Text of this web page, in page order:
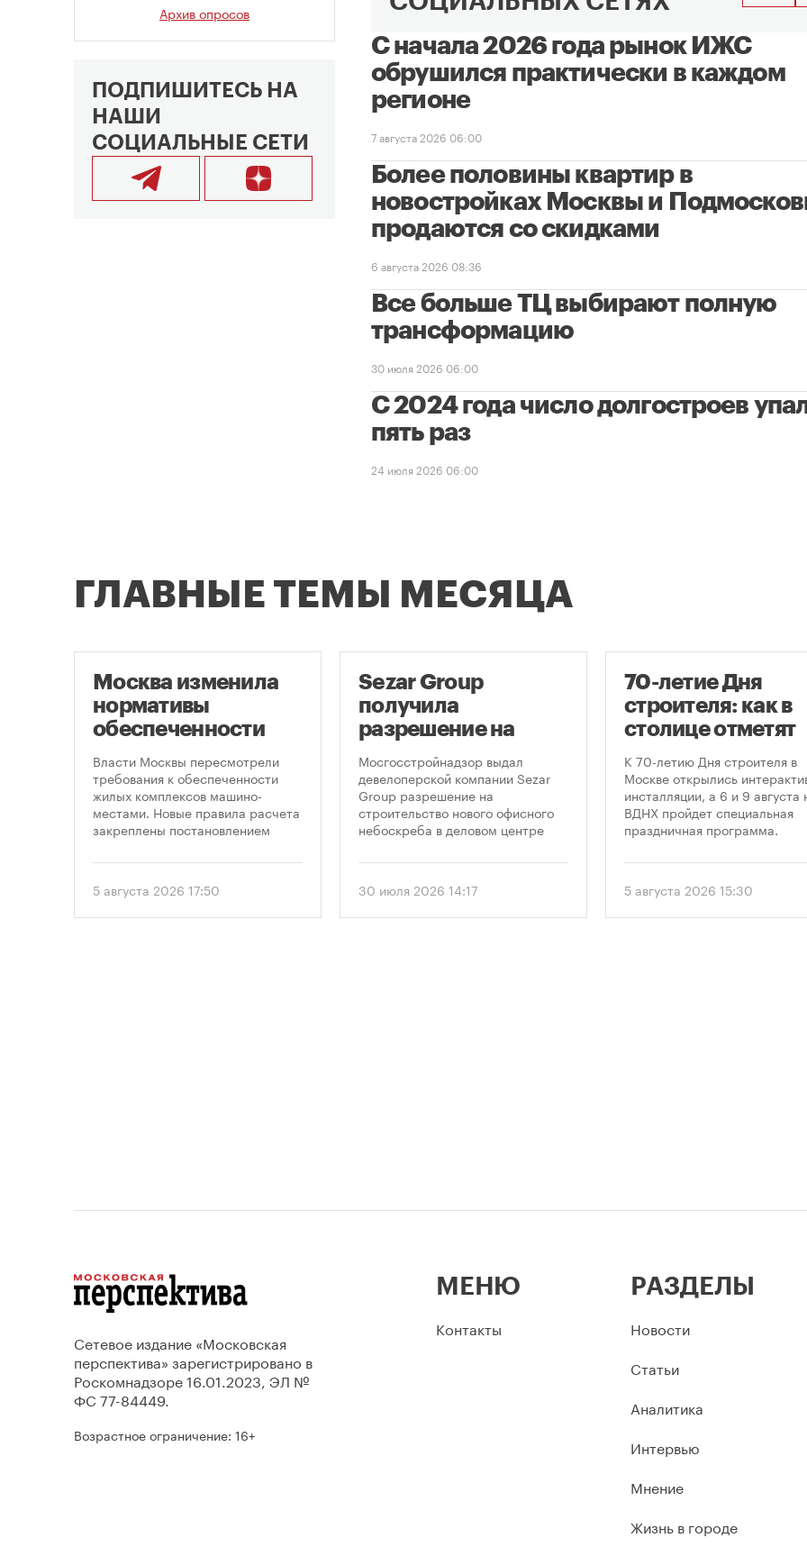
С начала 2026 года рынок ИЖС
обрушился практически в каждом
регионе
7 августа 2026 06:00
Более половины квартир в
новостройках Москвы и
продаются со скидками
6 августа 2026 08:36
Все больше ТЦ выбирают полную
трансформацию
30 июля 2026 06:00
С 2024 года число долгостроев
пять раз
24 июля 2026 06:00
Архив опросов
ПОДПИШИТЕСЬ НА
НАШИ
СОЦИАЛЬНЫЕ СЕТИ
ГЛАВНЫЕ ТЕМЫ МЕСЯЦА
Москва изменила
нормативы
обеспеченности
новостроек
парковками
Власти Москвы пересмотрели
требования к обеспеченности
жилых комплексов машино-
местами. Новые правила расчета
закреплены постановлением
от 5 августа 2026 года. Документ
подход к определению
необходимого количества
5 августа 2026 17:50
Sezar Group
получила
разрешение на
строительство
небоскреба в
«Москва-Сити»
Мосгосстройнадзор выдал
девелоперской компании Sezar
Group разрешение на
строительство нового офисного
небоскреба в деловом центре
предусматривает возведение 52-
метров.
30 июля 2026 14:17
70-летие Дня
строителя: как в
столице отметят
круглую дату
праздника
К 70-летию Дня строителя в
Москве открылись
инсталляции, а 6 и 9 августа
ВДНХ пройдет специальная
праздничная программа.
5 августа 2026 15:30
Сетевое издание «Московская
перспектива» зарегистрировано в
Роскомнадзоре 16.01.2023, ЭЛ №
ФС 77-84449.
Возрастное ограничение: 16+
МЕНЮ
Контакты
РАЗДЕЛЫ
Новости
Статьи
Аналитика
Интервью
Мнение
Жизнь в городе